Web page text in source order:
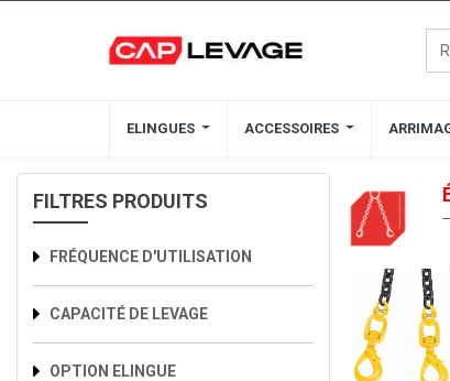
ELINGUES ACCESSOIRES
ELINGUES ACCESSOIRES
FILTRES PRODUITS
FRÉQUENCE D'UTILISATION
CAPACITÉ DE LEVAGE
OPTION ELINGUE